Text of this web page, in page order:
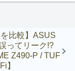
ITX/TB3】
比較】ASUS
ってリーク!?
Z490-P / TUF
】